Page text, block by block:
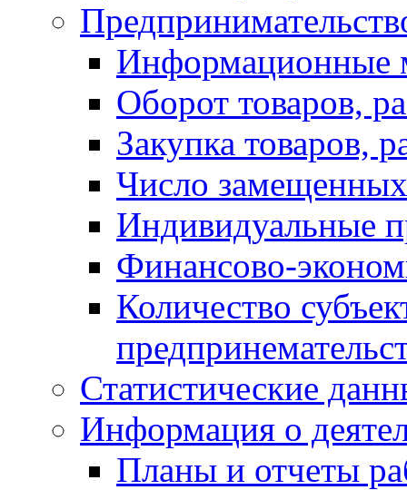
Информационные
Оборот товаров,
Закупка товаров,
Число
Индивидуальные
Финансово-
Количество
Статистические
Информация о
Планы и отчеты